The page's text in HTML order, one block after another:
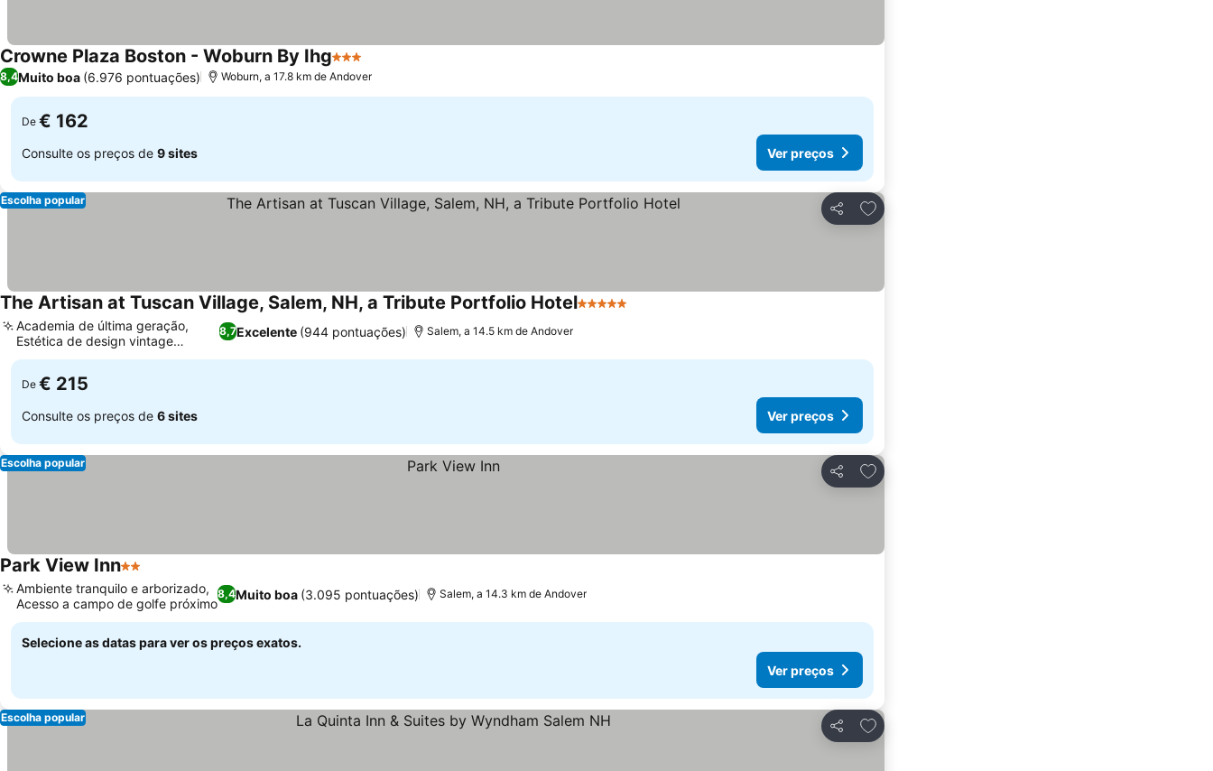
Crowne Plaza Boston - Woburn By Ihg3 Estrelas
8,4Muito boa (6.976 pontuações) Woburn, a 17.8 km de Andover
De € 162
Consulte os preços de 9 sites Ver preços
Partilhar
Adicionar aos favoritos
Escolha popular
The Artisan at Tuscan Village, Salem, NH, a Tribute Portfolio Hotel5 Estrelas
8,7Excelente (944 pontuações)
Academia de última geração,
Estética de design vintage
moderno
Salem, a 14.5 km de Andover
De € 215
Consulte os preços de 6 sites Ver preços
Partilhar
Adicionar aos favoritos
Escolha popular
Park View Inn2 Estrelas
8,4Muito boa (3.095 pontuações)
Ambiente tranquilo e arborizado,
Acesso a campo de golfe próximo
Salem, a 14.3 km de Andover
Selecione as datas para ver os preços exatos.
Ver preços
Partilhar
Adicionar aos favoritos
Escolha popular